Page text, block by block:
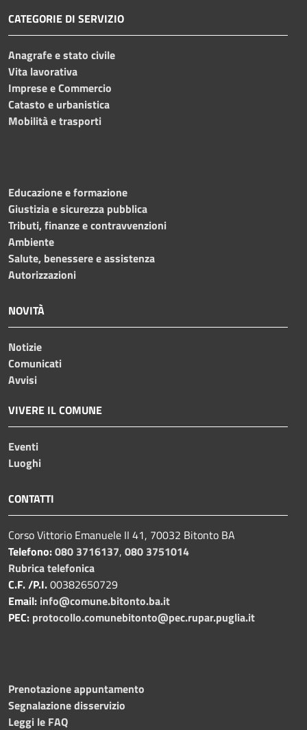
CATEGORIE DI SERVIZIO
Anagrafe e stato civile
Vita lavorativa
Imprese e Commercio
Catasto e urbanistica
Mobilità e trasporti
Educazione e formazione
Giustizia e sicurezza pubblica
Tributi, finanze e contravvenzioni
Ambiente
Salute, benessere e assistenza
Autorizzazioni
NOVITÀ
Notizie
Comunicati
Avvisi
VIVERE IL COMUNE
Eventi
Luoghi
CONTATTI
Corso Vittorio Emanuele II 41, 70032 Bitonto BA
Telefono:080 3716137, 080 3751014
Rubrica telefonica
C.F. /P.I.00382650729
Email: info@comune.bitonto.ba.it
PEC: protocollo.comunebitonto@pec.rupar.puglia.it
Prenotazione appuntamento
Segnalazione disservizio
Leggi le FAQ